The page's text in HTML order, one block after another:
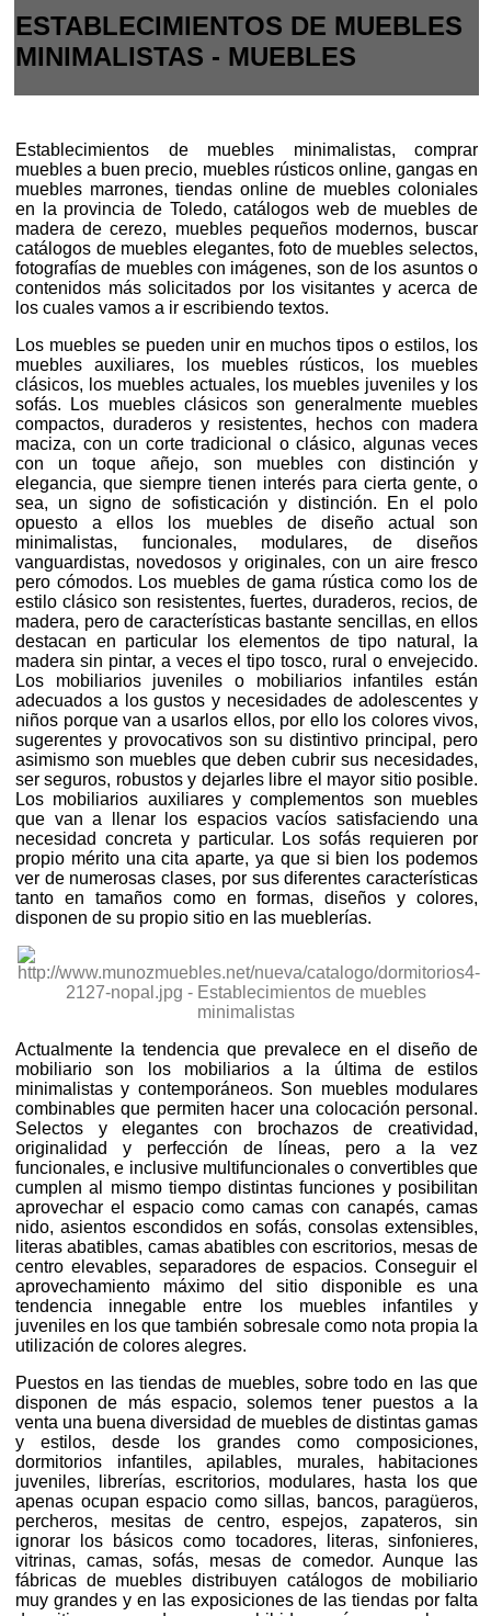
ESTABLECIMIENTOS DE MUEBLES
MINIMALISTAS - MUEBLES
Establecimientos de muebles minimalistas, comprar
muebles a buen precio, muebles rústicos online, gangas en
muebles marrones, tiendas online de muebles coloniales
en la provincia de Toledo, catálogos web de muebles de
madera de cerezo, muebles pequeños modernos, buscar
catálogos de muebles elegantes, foto de muebles selectos,
fotografías de muebles con imágenes, son de los asuntos o
contenidos más solicitados por los visitantes y acerca de
los cuales vamos a ir escribiendo textos.
Los muebles se pueden unir en muchos tipos o estilos, los
muebles auxiliares, los muebles rústicos, los muebles
clásicos, los muebles actuales, los muebles juveniles y los
sofás. Los muebles clásicos son generalmente muebles
compactos, duraderos y resistentes, hechos con madera
maciza, con un corte tradicional o clásico, algunas veces
con un toque añejo, son muebles con distinción y
elegancia, que siempre tienen interés para cierta gente, o
sea, un signo de sofisticación y distinción. En el polo
opuesto a ellos los muebles de diseño actual son
minimalistas, funcionales, modulares, de diseños
vanguardistas, novedosos y originales, con un aire fresco
pero cómodos. Los muebles de gama rústica como los de
estilo clásico son resistentes, fuertes, duraderos, recios, de
madera, pero de características bastante sencillas, en ellos
destacan en particular los elementos de tipo natural, la
madera sin pintar, a veces el tipo tosco, rural o envejecido.
Los mobiliarios juveniles o mobiliarios infantiles están
adecuados a los gustos y necesidades de adolescentes y
niños porque van a usarlos ellos, por ello los colores vivos,
sugerentes y provocativos son su distintivo principal, pero
asimismo son muebles que deben cubrir sus necesidades,
ser seguros, robustos y dejarles libre el mayor sitio posible.
Los mobiliarios auxiliares y complementos son muebles
que van a llenar los espacios vacíos satisfaciendo una
necesidad concreta y particular. Los sofás requieren por
propio mérito una cita aparte, ya que si bien los podemos
ver de numerosas clases, por sus diferentes características
tanto en tamaños como en formas, diseños y colores,
disponen de su propio sitio en las mueblerías.
Actualmente la tendencia que prevalece en el diseño de
mobiliario son los mobiliarios a la última de estilos
minimalistas y contemporáneos. Son muebles modulares
combinables que permiten hacer una colocación personal.
Selectos y elegantes con brochazos de creatividad,
originalidad y perfección de líneas, pero a la vez
funcionales, e inclusive multifuncionales o convertibles que
cumplen al mismo tiempo distintas funciones y posibilitan
aprovechar el espacio como camas con canapés, camas
nido, asientos escondidos en sofás, consolas extensibles,
literas abatibles, camas abatibles con escritorios, mesas de
centro elevables, separadores de espacios. Conseguir el
aprovechamiento máximo del sitio disponible es una
tendencia innegable entre los muebles infantiles y
juveniles en los que también sobresale como nota propia la
utilización de colores alegres.
Puestos en las tiendas de muebles, sobre todo en las que
disponen de más espacio, solemos tener puestos a la
venta una buena diversidad de muebles de distintas gamas
y estilos, desde los grandes como composiciones,
dormitorios infantiles, apilables, murales, habitaciones
juveniles, librerías, escritorios, modulares, hasta los que
apenas ocupan espacio como sillas, bancos, paragüeros,
percheros, mesitas de centro, espejos, zapateros, sin
ignorar los básicos como tocadores, literas, sinfonieres,
vitrinas, camas, sofás, mesas de comedor. Aunque las
fábricas de muebles distribuyen catálogos de mobiliario
muy grandes y en las exposiciones de las tiendas por falta